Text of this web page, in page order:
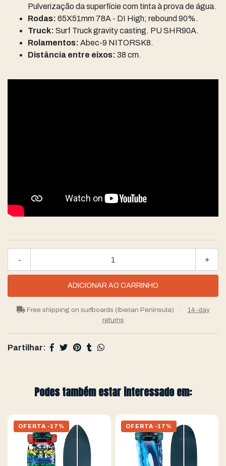
Pulverização da superfície com tinta à prova de água.
Rodas: 65X51mm 78A - DI High; rebound 90%.
Truck: Surf Truck gravity casting. PU SHR90A.
Rolamentos: Abec-9 NITORSK8.
Distância entre eixos: 38 cm.
+
-
Free shipping on surfboards (Iberian Peninsula) ·
14-day
returns
Partilhar:
Podes também estar interessado em:
OFERTA -17% OFERTA -17%